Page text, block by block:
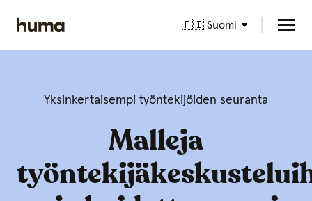
🇫🇮 Suomi
Yksinkertaisempi työntekijöiden seuranta
Malleja